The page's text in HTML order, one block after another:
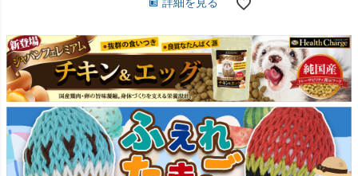
詳細を見る